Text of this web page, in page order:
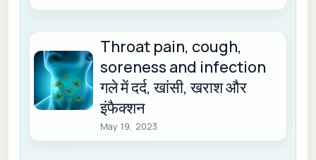
Throat pain, cough,
soreness and infection
गले में दर्द, खांसी, खराश और
इंफैक्शन
May 19, 2023